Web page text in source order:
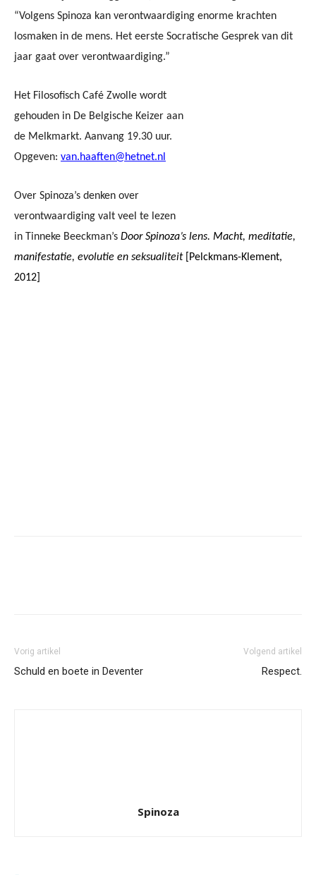
“Volgens Spinoza kan verontwaardiging enorme krachten
losmaken in de mens. Het eerste Socratische Gesprek van dit
jaar gaat over verontwaardiging.”
Het Filosofisch Café Zwolle wordt
gehouden in De Belgische Keizer aan
de Melkmarkt. Aanvang 19.30 uur.
Opgeven: van.haaften@hetnet.nl
Over Spinoza’s denken over
verontwaardiging valt veel te lezen
in Tinneke Beeckman’s Door Spinoza’s lens. Macht, meditatie,
manifestatie, evolutie en seksualiteit[Pelckmans-Klement,
2012]
Vorig artikel
Schuld en boete in Deventer
Volgend artikel
Respect.
Spinoza